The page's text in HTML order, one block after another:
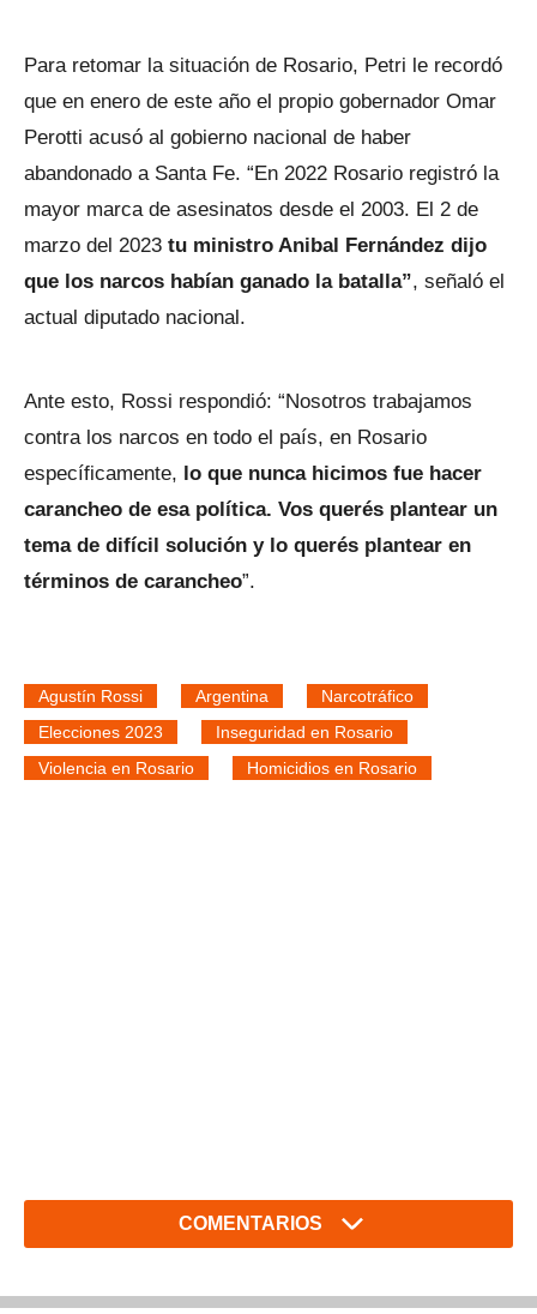
Para retomar la situación de Rosario, Petri le recordó
que en enero de este año el propio gobernador Omar
Perotti acusó al gobierno nacional de haber
abandonado a Santa Fe. “En 2022 Rosario registró la
mayor marca de asesinatos desde el 2003. El 2 de
marzo del 2023 tu ministro Anibal Fernández dijo
que los narcos habían ganado la batalla”, señaló el
actual diputado nacional.
Ante esto, Rossi respondió: “Nosotros trabajamos
contra los narcos en todo el país, en Rosario
específicamente, lo que nunca hicimos fue hacer
carancheo de esa política. Vos querés plantear un
tema de difícil solución y lo querés plantear en
términos de carancheo”.
Agustín Rossi Argentina
Narcotráfico
Elecciones 2023
Inseguridad en Rosario
Violencia en Rosario
Homicidios en Rosario
COMENTARIOS